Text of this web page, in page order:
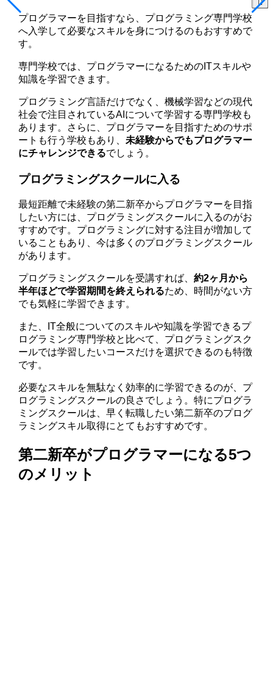
プログラマーを目指すなら、プログラミング専門学校
へ入学して必要なスキルを身につけるのもおすすめで
す。
専門学校では、プログラマーになるためのITスキルや
知識を学習できます。
プログラミング言語だけでなく、機械学習などの現代
社会で注目されているAIについて学習する専門学校も
あります。さらに、プログラマーを目指すためのサポ
ートも行う学校もあり、未経験からでもプログラマー
にチャレンジできるでしょう。
プログラミングスクールに入る
最短距離で未経験の第二新卒からプログラマーを目指
したい方には、プログラミングスクールに入るのがお
すすめです。プログラミングに対する注目が増加して
いることもあり、今は多くのプログラミングスクール
があります。
プログラミングスクールを受講すれば、約2ヶ月から
半年ほどで学習期間を終えられるため、時間がない方
でも気軽に学習できます。
また、IT全般についてのスキルや知識を学習できるプ
ログラミング専門学校と比べて、プログラミングスク
ールでは学習したいコースだけを選択できるのも特徴
です。
必要なスキルを無駄なく効率的に学習できるのが、プ
ログラミングスクールの良さでしょう。特にプログラ
ミングスクールは、早く転職したい第二新卒のプログ
ラミングスキル取得にとてもおすすめです。
第二新卒がプログラマーになる5つ
のメリット